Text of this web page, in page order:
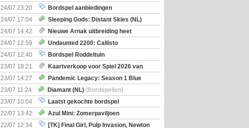
Uitbreiding: Wyrd Encounters(Bordspellen)
24/07 23:20
Bordspel aanbiedingen
24/07 17:04
Sleeping Gods: Distant Skies (NL)
(Bordspellen)
24/07 14:42
Nieuwe Arnak uitbreiding heet
Surprise Shipments
24/07 12:59
Undaunted 2200: Callisto
(Bordspellen)
24/07 12:40
Bordspel Roddeltuin
23/07 18:21
Kaartverkoop voor Spiel 2026 van
start
23/07 14:27
Pandemic Legacy: Season 1 Blue
(Bordspellen)
23/07 11:24 Diamant (NL) (Bordspellen)
23/07 10:04
Laatst gekochte bordspel
22/07 13:42
Azul Mini: Zomerpaviljoen
(Bordspellen)
22/07 12:34 [TK] Final Girl, Pulp Invasion, Newton